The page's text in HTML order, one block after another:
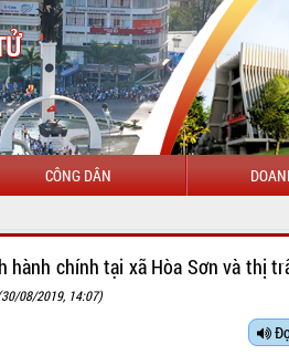
CÔNG DÂN
hành chính tại xã Hòa Sơn và thị
08/2019, 14:07)